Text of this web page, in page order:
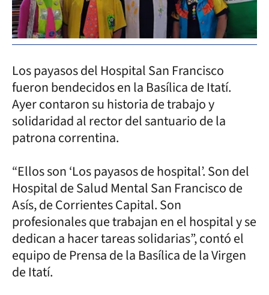
Los payasos del Hospital San Francisco
fueron bendecidos en la Basílica de Itatí.
Ayer contaron su historia de trabajo y
solidaridad al rector del santuario de la
patrona correntina.
“Ellos son ‘Los payasos de hospital’. Son del
Hospital de Salud Mental San Francisco de
Asís, de Corrientes Capital. Son
profesionales que trabajan en el hospital y se
dedican a hacer tareas solidarias”, contó el
equipo de Prensa de la Basílica de la Virgen
de Itatí.